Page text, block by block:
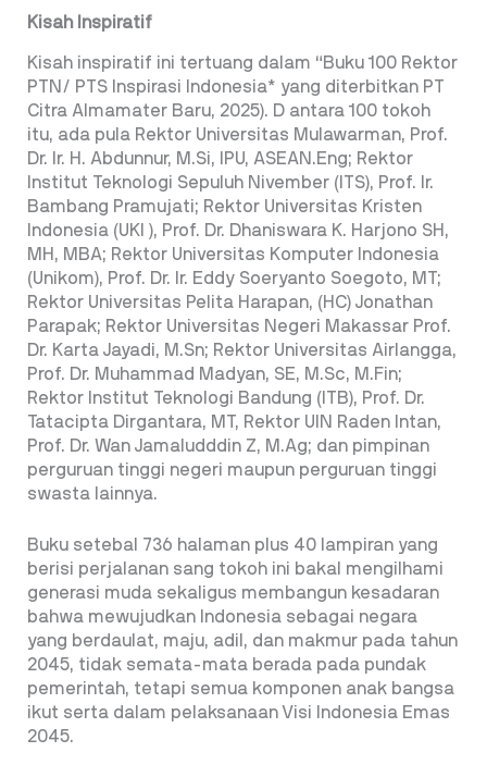
Kisah Inspiratif
Kisah inspiratif ini tertuang dalam “Buku 100 Rektor
PTN/ PTS Inspirasi Indonesia* yang diterbitkan PT
Citra Almamater Baru, 2025). D antara 100 tokoh
itu, ada pula Rektor Universitas Mulawarman, Prof.
Dr. Ir. H. Abdunnur, M.Si, IPU, ASEAN.Eng; Rektor
Institut Teknologi Sepuluh Nivember (ITS), Prof. Ir.
Bambang Pramujati; Rektor Universitas Kristen
Indonesia (UKI ), Prof. Dr. Dhaniswara K. Harjono SH,
MH, MBA; Rektor Universitas Komputer Indonesia
(Unikom), Prof. Dr. Ir. Eddy Soeryanto Soegoto, MT;
Rektor Universitas Pelita Harapan, (HC) Jonathan
Parapak; Rektor Universitas Negeri Makassar Prof.
Dr. Karta Jayadi, M.Sn; Rektor Universitas Airlangga,
Prof. Dr. Muhammad Madyan, SE, M.Sc, M.Fin;
Rektor Institut Teknologi Bandung (ITB), Prof. Dr.
Tatacipta Dirgantara, MT, Rektor UIN Raden Intan,
Prof. Dr. Wan Jamaludddin Z, M.Ag; dan pimpinan
perguruan tinggi negeri maupun perguruan tinggi
swasta lainnya.
Buku setebal 736 halaman plus 40 lampiran yang
berisi perjalanan sang tokoh ini bakal mengilhami
generasi muda sekaligus membangun kesadaran
bahwa mewujudkan Indonesia sebagai negara
yang berdaulat, maju, adil, dan makmur pada tahun
2045, tidak semata-mata berada pada pundak
pemerintah, tetapi semua komponen anak bangsa
ikut serta dalam pelaksanaan Visi Indonesia Emas
2045.